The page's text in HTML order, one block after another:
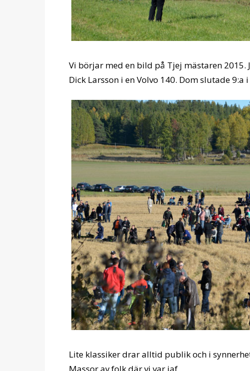
Vi börjar med en bild på Tjej mästaren 2015.
Dick Larsson i en Volvo 140. Dom slutade 9:a
Lite klassiker drar alltid publik och i
Massor av folk där vi var iaf.